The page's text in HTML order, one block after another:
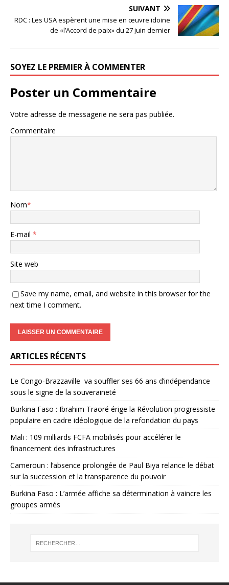
SUIVANT
RDC : Les USA espèrent une mise en œuvre idoine
de «l’Accord de paix» du 27 juin dernier
SOYEZ LE PREMIER À COMMENTER
Poster un Commentaire
Votre adresse de messagerie ne sera pas publiée.
Commentaire
Nom*
E-mail *
Site web
Save my name, email, and website in this browser for the
next time I comment.
ARTICLES RÉCENTS
Le Congo-Brazzaville va souffler ses 66 ans d’indépendance
sous le signe de la souveraineté
Burkina Faso : Ibrahim Traoré érige la Révolution progressiste
populaire en cadre idéologique de la refondation du pays
Mali : 109 milliards FCFA mobilisés pour accélérer le
financement des infrastructures
Cameroun : l’absence prolongée de Paul Biya relance le débat
sur la succession et la transparence du pouvoir
Burkina Faso : L’armée affiche sa détermination à vaincre les
groupes armés